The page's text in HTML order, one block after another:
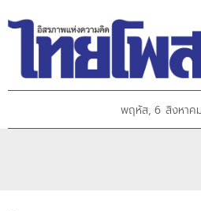
พฤหัส, 6 สิงหาค